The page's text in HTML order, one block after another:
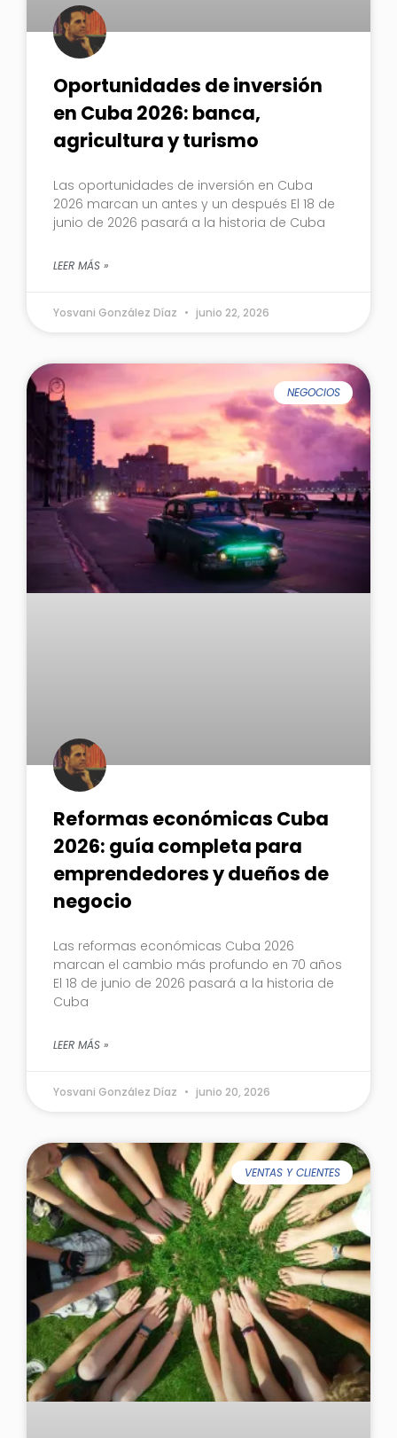
Oportunidades de inversión
en Cuba 2026: banca,
agricultura y turismo
Las oportunidades de inversión en Cuba
2026 marcan un antes y un después El 18 de
junio de 2026 pasará a la historia de Cuba
LEER MÁS »
Yosvani González Díaz junio 22, 2026
NEGOCIOS
Reformas económicas Cuba
2026: guía completa para
emprendedores y dueños de
negocio
Las reformas económicas Cuba 2026
marcan el cambio más profundo en 70 años
El 18 de junio de 2026 pasará a la historia de
Cuba
LEER MÁS »
Yosvani González Díaz junio 20, 2026
VENTAS Y CLIENTES